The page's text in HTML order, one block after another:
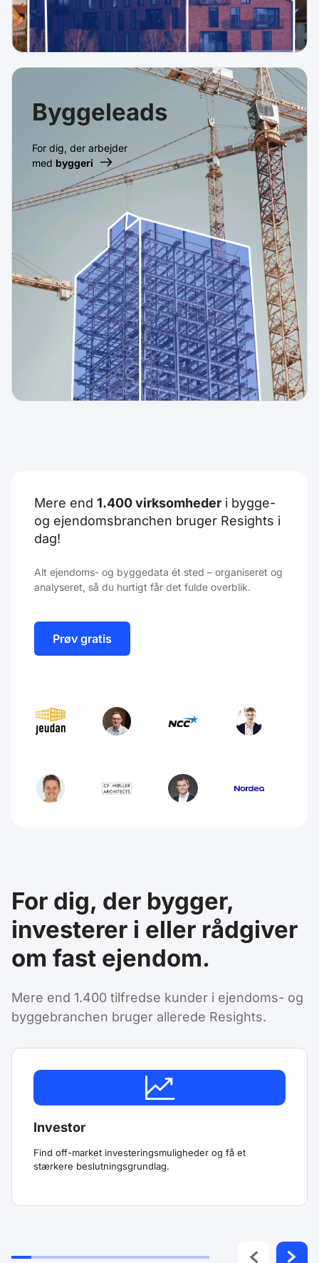
Byggeleads
For dig, der arbejder
med byggeri
Mere end 1.400 virksomheder i bygge-
og ejendomsbranchen bruger Resights i
dag!
Alt ejendoms- og byggedata ét sted – organiseret og
analyseret, så du hurtigt får det fulde overblik.
Prøv gratis
For dig, der bygger,
investerer i eller rådgiver
om fast ejendom.
Mere end 1.400 tilfredse kunder i ejendoms- og
byggebranchen bruger allerede Resights.
Investor
Find off-market investeringsmuligheder og få et
stærkere beslutningsgrundlag.